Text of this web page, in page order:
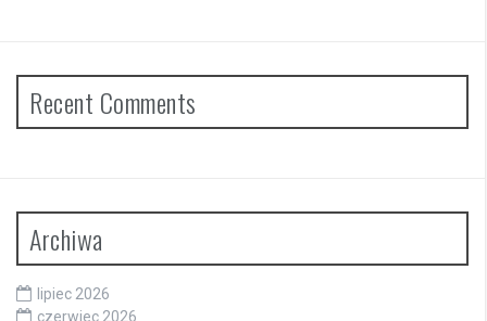
Recent Comments
Archiwa
lipiec 2026
czerwiec 2026